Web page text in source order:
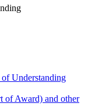
Understanding
of Award) and other